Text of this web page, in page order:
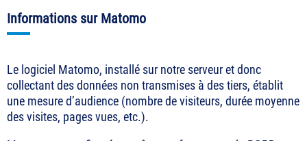
Informations sur Matomo
Le logiciel Matomo, installé sur notre serveur et donc
collectant des données non transmises à des tiers, établit
une mesure d’audience (nombre de visiteurs, durée moyenne
des visites, pages vues, etc.).